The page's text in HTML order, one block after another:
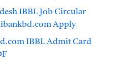
IBBL Job Circular
Apply
IBBL Admit Card